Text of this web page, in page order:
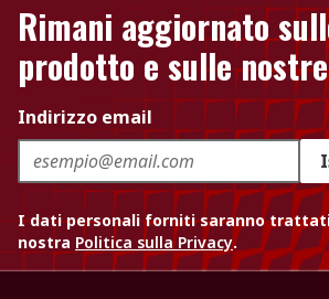
Rimani aggiornato
prodotto e sulle
Indirizzo email
I dati personali forniti saranno
nostra Politica sulla Privacy.